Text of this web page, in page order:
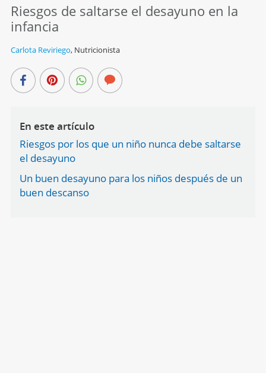
Riesgos de saltarse el desayuno en la
infancia
Carlota Reviriego, Nutricionista
En este artículo
Riesgos por los que un niño nunca debe saltarse
el desayuno
Un buen desayuno para los niños después de un
buen descanso